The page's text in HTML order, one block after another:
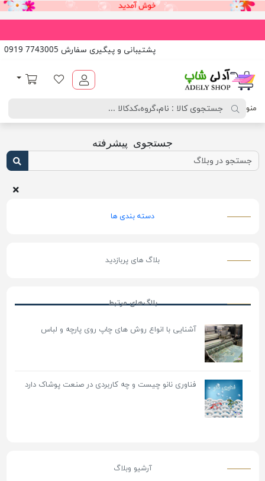
پشتیبانی و پیگیری سفارش 7743005 0919
لیست مورد علاقه
سبد خرید
منو
جستجوی پیشرفته
دسته بندی ها
بلاگ های پربازدید
بلاگ‌های مرتبط
آشنایی با انواع روش های چاپ روی پارچه و لباس
فناوری نانو چیست و چه کاربردی در صنعت پوشاک دارد
آرشیو وبلاگ